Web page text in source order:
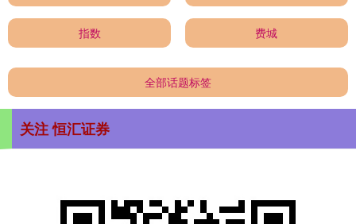
指数 费城
全部话题标签
关注 恒汇证券